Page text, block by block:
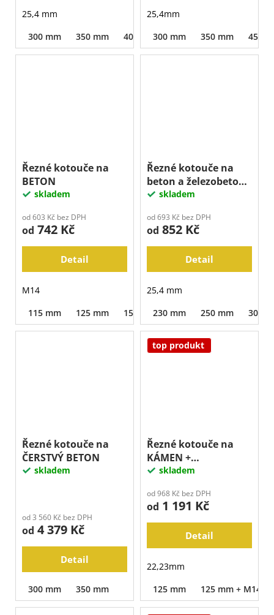
25,4 mm
300 mm
350 mm 400 mm 450 mm 500 mm
25,4mm
300 mm
350 mm 450
Řezné kotouče na
BETON
skladem
od 603 Kč bez DPH
od 742 Kč
Detail
M14
115 mm
125 mm 150 mm 180 mm 230 mm
Řezné kotouče na
beton a železobeton
LASER BLUE
skladem
od 693 Kč bez DPH
od 852 Kč
Detail
25,4 mm
230 mm
250 mm 300
Řezné kotouče na
ČERSTVÝ BETON
skladem
od 3 560 Kč bez DPH
od 4 379 Kč
Detail
300 mm 350 mm
top produkt
Řezné kotouče na
KÁMEN +
ŽELEZOBETON
skladem
od 968 Kč bez DPH
od 1 191 Kč
Detail
22,23mm
125 mm
125 mm + M14